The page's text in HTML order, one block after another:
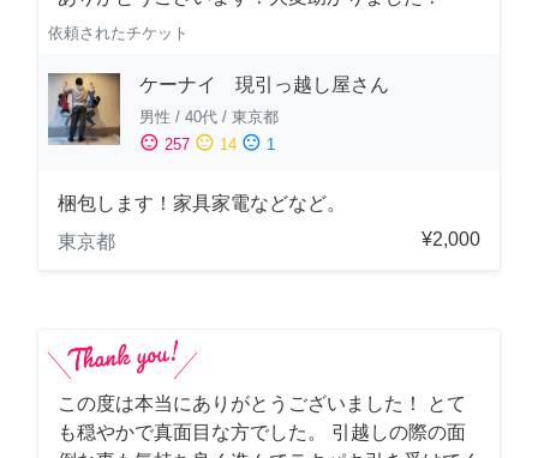
依頼されたチケット
ケーナイ 現引っ越し屋さん
男性 / 40代 / 東京都
sentiment_satisfied 257 sentiment_neutral 14 sentiment_dissatisfied 1
梱包します！家具家電などなど。
東京都
¥2,000
この度は本当にありがとうございました！ とて
も穏やかで真面目な方でした。 引越しの際の面